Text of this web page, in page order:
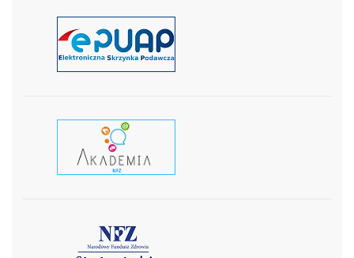
czytaj więcej
czytaj więcej